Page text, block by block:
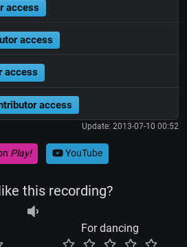
access
access
access
access
Update: 2013-07-10 00:52
Play! YouTube
this recording?
For dancing